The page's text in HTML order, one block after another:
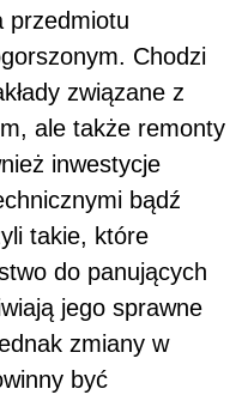
przedmiotu
Chodzi
związane z
ale także remonty
inwestycje
bądź
takie, które
do panujących
jego sprawne
zmiany w
być